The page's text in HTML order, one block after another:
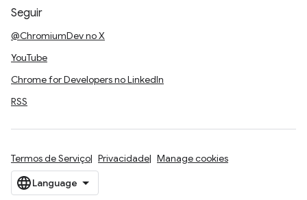
Seguir
@ChromiumDev no X
YouTube
Chrome for Developers no LinkedIn
RSS
Termos de Serviço Privacidade Manage cookies